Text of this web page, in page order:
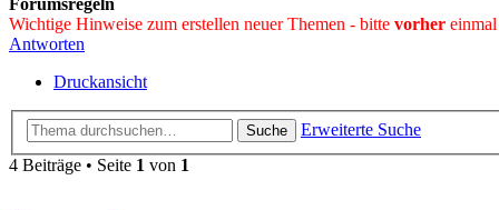
Forumsregeln
Wichtige Hinweise zum erstellen neuer Themen - bitte vorher
Antworten
Druckansicht
Suche
Erweiterte Suche
4 Beiträge • Seite 1 von 1